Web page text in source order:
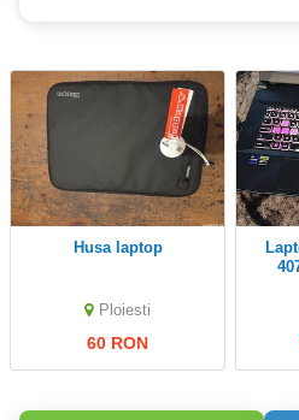
Husa laptop
Ploiesti
60 RON
Laptop gaming i9 rtx